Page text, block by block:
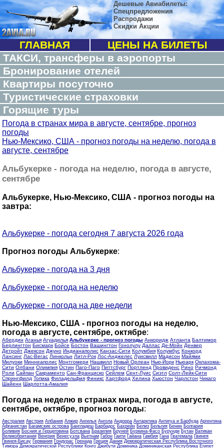
Дешевые Авиабилеты:
Спецпредложения
Распродажи
Скидки Акции
ГЛАВНАЯ
ЦЕНЫ НА БИЛЕТЫ
ТАКСИ, трансферы в аэропорты
Бронирование отелей
Квартиры посуточно
Туристические страховки
Горящие туры
Погода в странах мира в августе, сентябре, прогноз
погоды
Нью-Мексико, США - прогноз погоды на неделю, погода в
августе, сентябре
Альбукерке - погода на неделю, погода в августе,
сентябре
Альбукерке, Нью-Мексико, США - прогноз погоды на
завтра:
Альбукерке - погода сегодня 7 августа 2026 года
Прогноз погоды Альбукерке:
Альбукерке - погода на 3 дня
Альбукерке - погода на неделю
Альбукерке - погода на две недели
Нью-Мексико, США - прогноз погоды на неделю,
погода в августе, сентябре, октябре:
Абердин Аганья Агуадилья Альбукерке - прогноз погоды Анкоридж Атланта Балтимор
Берлингтон Бисмарк Бойсе Бостон Вашингтон Гонолулу Даллас Де-Мойн Денвер
Детройт Джексон Джуно Индианаполис Канзас-Сити Колумбия Колумбус Конкорд
Лансинг Лас-Вегас Линкольн Литл-Рок Лос-Анджелес Луисвилл Мадисон Майями
Милуоки Миннеаполис Монтгомери Нашвилл Новый Орлеан Нью-Йорк Ньюарк Оклахома-
Сити Олбани Олимпия Остин Паго-Паго Питтсбург Портленд Провиденс Рино Ричмонд
Роли Сайпан Сакраменто Сан-Франциско Сейлем Сент-Луис Сиэтл Солт-Лейк-Сити
Спрингфилд Топика Филадельфия Финикс Хартфорд Хелина Хьюстон Чарлстон Чикаго
Шайенн Шарлотта-Амалия
Погода на неделю в странах мира, погода в августе,
сентябре, октябре, прогноз погоды:
Австралия Австрия Албания Алжир Ангилья Ангола Андорра Антарктика Антигуа и Барбуда Аргентина
Афганистан Багамские острова Бангладеш Барбадос Бахрейн Белиз Бельгия Бенин Болгария
Боливия Босния и Герцеговина Ботсвана Бразилия Бруней Буркина-Фасо Бурунди Бутан Ватикан
Великобритания Венгрия Венесуэла Вьетнам Габон Гаити Гайана Гамбия Гана Гватемала Гвинея
Гвинея-Бисау Германия Гондурас Гренада Греция Дания Демократическая Республика Восточного
Тимора Демократической Республики Конго Джибути Доминика Доминиканская Республика Египет